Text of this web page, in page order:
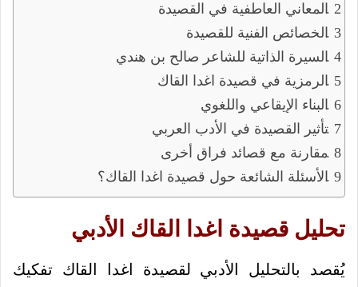
المعاني العاطفية في القصيدة
الخصائص الفنية للقصيدة
السيرة الذاتية للشاعر صالح بن هندي
الرمزية في قصيدة اغدا القاك
البناء الإيقاعي واللغوي
تأثير القصيدة في الأدب العربي
مقارنة مع قصائد فراق أخرى
الأسئلة الشائعة حول قصيدة اغدا القاك؟
تحليل قصيدة اغدا القاك الأدبي
يُقصد بالتحليل الأدبي لقصيدة اغدا القاك تفكيك